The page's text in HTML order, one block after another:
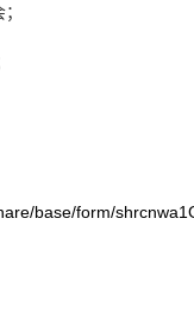
base/form/